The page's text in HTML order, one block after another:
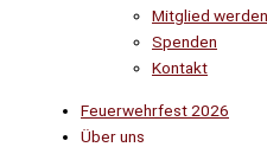
Mitglied werden
Spenden
Kontakt
Feuerwehrfest 2026
Über uns